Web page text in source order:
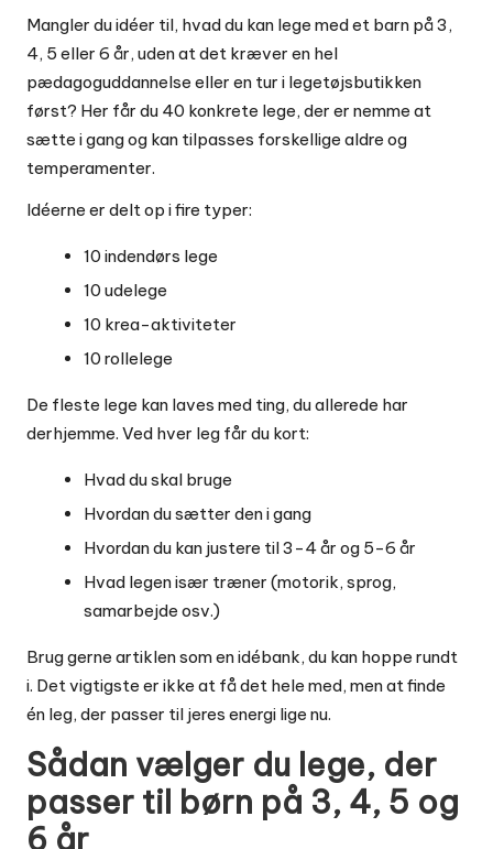
Mangler du idéer til, hvad du kan lege med et barn på 3,
4, 5 eller 6 år, uden at det kræver en hel
pædagoguddannelse eller en tur i legetøjsbutikken
først? Her får du 40 konkrete lege, der er nemme at
sætte i gang og kan tilpasses forskellige aldre og
temperamenter.
Idéerne er delt op i fire typer:
10 indendørs lege
10 udelege
10 krea-aktiviteter
10 rollelege
De fleste lege kan laves med ting, du allerede har
derhjemme. Ved hver leg får du kort:
Hvad du skal bruge
Hvordan du sætter den i gang
Hvordan du kan justere til 3-4 år og 5-6 år
Hvad legen især træner (motorik, sprog,
samarbejde osv.)
Brug gerne artiklen som en idébank, du kan hoppe rundt
i. Det vigtigste er ikke at få det hele med, men at finde
én leg, der passer til jeres energi lige nu.
Sådan vælger du lege, der
passer til børn på 3, 4, 5 og
6 år